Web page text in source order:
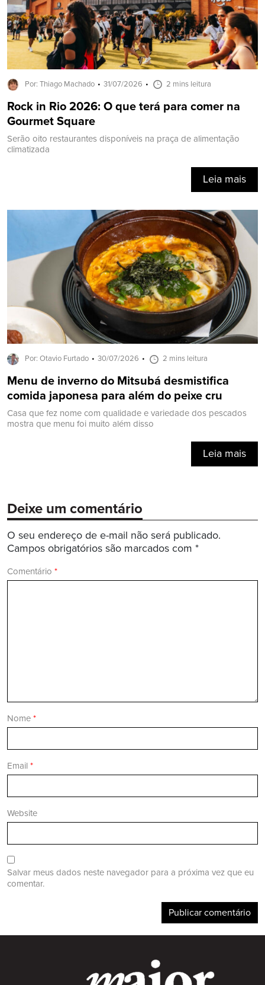
Por: Thiago Machado 31/07/2026 2 mins leitura
Rock in Rio 2026: O que terá para comer na
Gourmet Square
Serão oito restaurantes disponíveis na praça de alimentação
climatizada
Leia mais
Por: Otavio Furtado 30/07/2026 2 mins leitura
Menu de inverno do Mitsubá desmistifica
comida japonesa para além do peixe cru
Casa que fez nome com qualidade e variedade dos pescados
mostra que menu foi muito além disso
Leia mais
Deixe um comentário
O seu endereço de e-mail não será publicado.
Campos obrigatórios são marcados com *
Comentário *
Nome *
Email *
Website
Salvar meus dados neste navegador para a próxima vez que eu
comentar.